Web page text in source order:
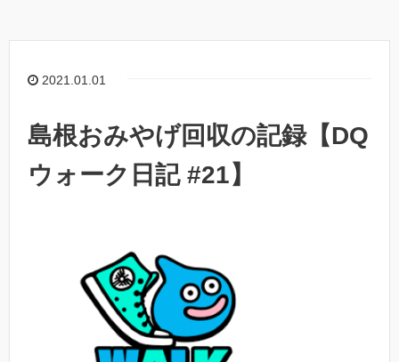
2021.01.01
島根おみやげ回収の記録【DQ
ウォーク日記 #21】